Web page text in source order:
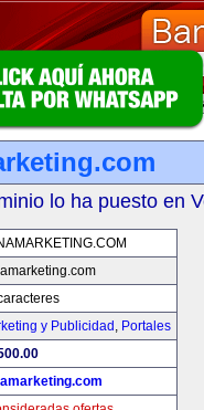
lo ha puesto en
y Publicidad , Portales